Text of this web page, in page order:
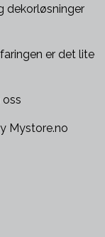
dekorløsninger
er det lite
oss
Mystore.no